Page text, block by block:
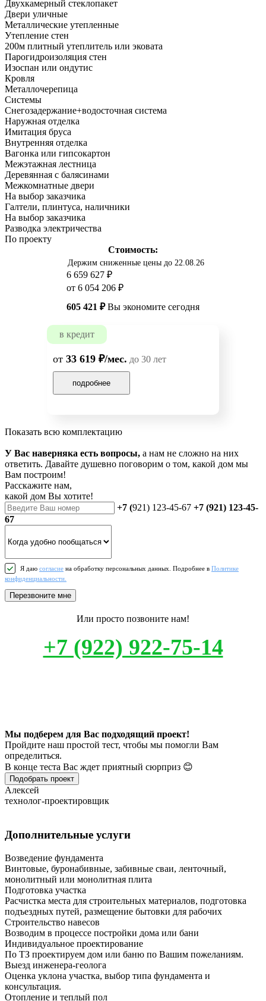
Двухкамерный стеклопакет
Двери уличные
Металлические утепленные
Утепление стен
200м плитный утеплитель или эковата
Парогидроизоляция стен
Изоспан или ондутис
Кровля
Металлочерепица
Системы
Снегозадержание+водосточная система
Наружная отделка
Имитация бруса
Внутренняя отделка
Вагонка или гипсокартон
Межэтажная лестница
Деревянная с балясинами
Межкомнатные двери
На выбор заказчика
Галтели, плинтуса, наличники
На выбор заказчика
Разводка электричества
По проекту
Стоимость:
Держим сниженные цены до 22.08.26
6 659 627 ₽
от 6 054 206 ₽
605 421 ₽Вы экономите сегодня
в кредит
от 33 619 ₽/мес. до 30 лет
подробнее
Показать всю комплектацию
У Вас наверняка есть вопросы, а нам не сложно на них
ответить. Давайте душевно поговорим о том, какой дом мы
Вам построим!
Расскажите нам,
какой дом Вы хотите!
+7 (921) 123-45-67 +7 (921) 123-45-
67
Я даю согласие на обработку персональных данных. Подробнее в Политике
конфиденциальности.
Перезвоните мне
Или просто позвоните нам!
+7 (922) 922-75-14
Мы подберем для Вас подходящий проект!
Пройдите наш простой тест, чтобы мы помогли Вам
определиться.
В конце теста Вас ждет приятный сюрприз 😊
Подобрать проект
Алексей
технолог-проектировщик
Дополнительные услуги
Возведение фундамента
Винтовые, буронабивные, забивные сваи, ленточный,
монолитный или монолитная плита
Подготовка участка
Расчистка места для строительных материалов, подготовка
подъездных путей, размещение бытовки для рабочих
Строительство навесов
Возводим в процессе постройки дома или бани
Индивидуальное проектирование
По ТЗ проектируем дом или баню по Вашим пожеланиям.
Выезд инженера-геолога
Оценка уклона участка, выбор типа фундамента и
консультация.
Отопление и теплый пол